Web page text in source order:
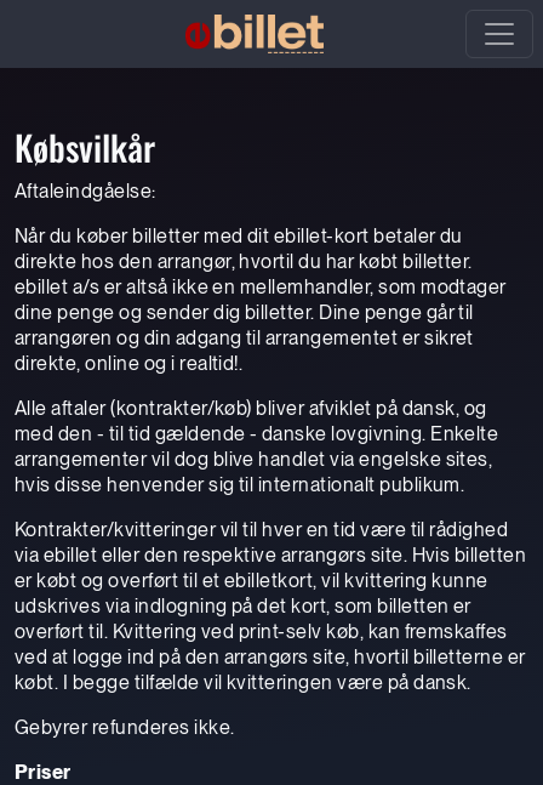
Købsvilkår
Aftaleindgåelse:
Når du køber billetter med dit ebillet-kort betaler du
direkte hos den arrangør, hvortil du har købt billetter.
ebillet a/s er altså ikke en mellemhandler, som modtager
dine penge og sender dig billetter. Dine penge går til
arrangøren og din adgang til arrangementet er sikret
direkte, online og i realtid!.
Alle aftaler (kontrakter/køb) bliver afviklet på dansk, og
med den - til tid gældende - danske lovgivning. Enkelte
arrangementer vil dog blive handlet via engelske sites,
hvis disse henvender sig til internationalt publikum.
Kontrakter/kvitteringer vil til hver en tid være til rådighed
via ebillet eller den respektive arrangørs site. Hvis billetten
er købt og overført til et ebilletkort, vil kvittering kunne
udskrives via indlogning på det kort, som billetten er
overført til. Kvittering ved print-selv køb, kan fremskaffes
ved at logge ind på den arrangørs site, hvortil billetterne er
købt. I begge tilfælde vil kvitteringen være på dansk.
Gebyrer refunderes ikke.
Priser